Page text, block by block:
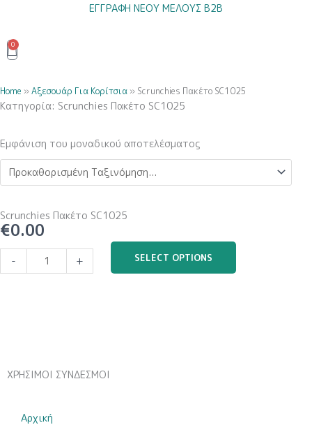
περιεχόμενο
ΕΓΓΡΑΦΗ ΝΕΟΥ ΜΕΛΟΥΣ B2B
0
Cart
Home »Αξεσουάρ Για Κορίτσια » Scrunchies Πακέτο SC1025
Κατηγορία: Scrunchies Πακέτο SC1025
Εμφάνιση του μοναδικού αποτελέσματος
Scrunchies Πακέτο SC1025
€0.00
-
Scrunchies
Πακέτο
+ SELECT OPTIONS
ΧΡΗΣΙΜΟΙ ΣΥΝΔΕΣΜΟΙ
Αρχική